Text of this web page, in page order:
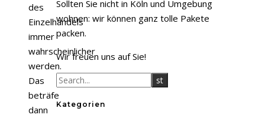
des
Einzelhandels
immer
wahrscheinlicher
werden.
Das
beträfe
dann
Sollten Sie nicht in Köln und Umgebung
wohnen: wir können ganz tolle Pakete
packen.
Wir freuen uns auf Sie!
Kategorien